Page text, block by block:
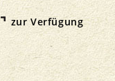
zur Verfügung